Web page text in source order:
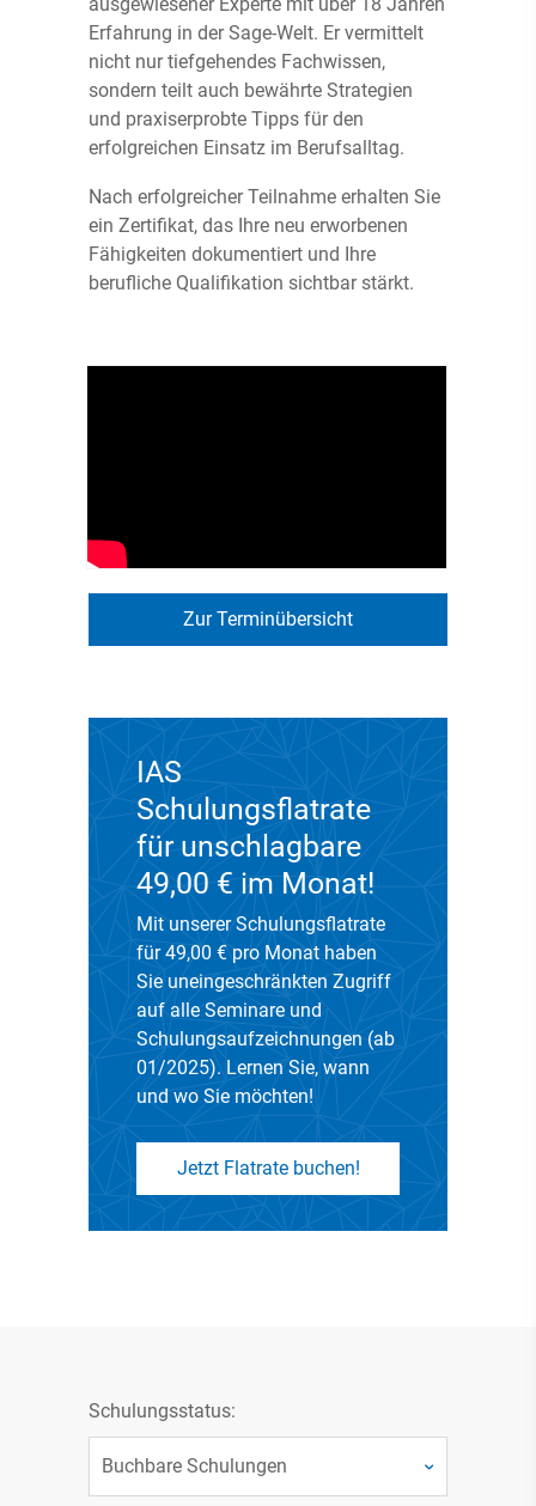
Erfahrung in der Sage-Welt. Er vermittelt
nicht nur tiefgehendes Fachwissen,
sondern teilt auch bewährte Strategien
und praxiserprobte Tipps für den
erfolgreichen Einsatz im Berufsalltag.
Nach erfolgreicher Teilnahme erhalten Sie
ein Zertifikat, das Ihre neu erworbenen
Fähigkeiten dokumentiert und Ihre
berufliche Qualifikation sichtbar stärkt.
Zur Terminübersicht
IAS
Schulungsflatrate
für unschlagbare
49,00 € im Monat!
Mit unserer Schulungsflatrate
für 49,00 € pro Monat haben
Sie uneingeschränkten Zugriff
auf alle Seminare und
Schulungsaufzeichnungen (ab
01/2025). Lernen Sie, wann
und wo Sie möchten!
Jetzt Flatrate buchen!
Schulungsstatus: